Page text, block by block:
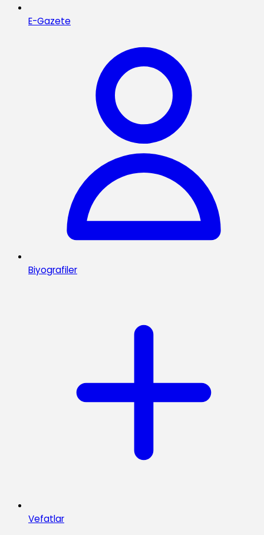
E-Gazete
Biyografiler
Vefatlar